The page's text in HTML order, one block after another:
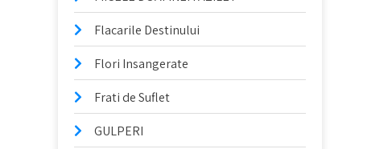
Flacarile Destinului
Flori Insangerate
Frati de Suflet
GULPERI